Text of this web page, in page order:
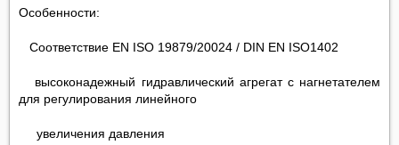
Особенности:
Соответствие EN ISO 19879/20024 / DIN EN ISO1402
высоконадежный гидравлический агрегат с нагнетателем
для регулирования линейного
увеличения давления